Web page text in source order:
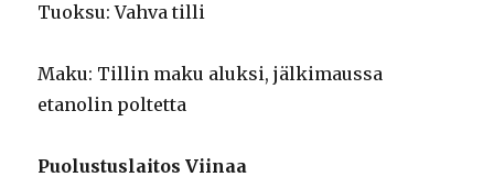
Tuoksu: Vahva tilli
Maku: Tillin maku aluksi, jälkimaussa
etanolin poltetta
Puolustuslaitos Viinaa